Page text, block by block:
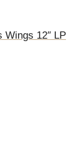
Wings 12″ LP